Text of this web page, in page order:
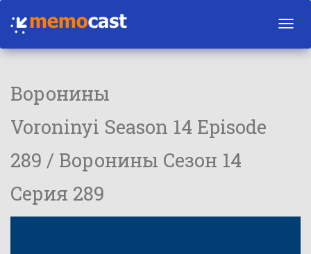
Воронины
Voroninyi Season 14 Episode
289 / Воронины Сезон 14
Серия 289